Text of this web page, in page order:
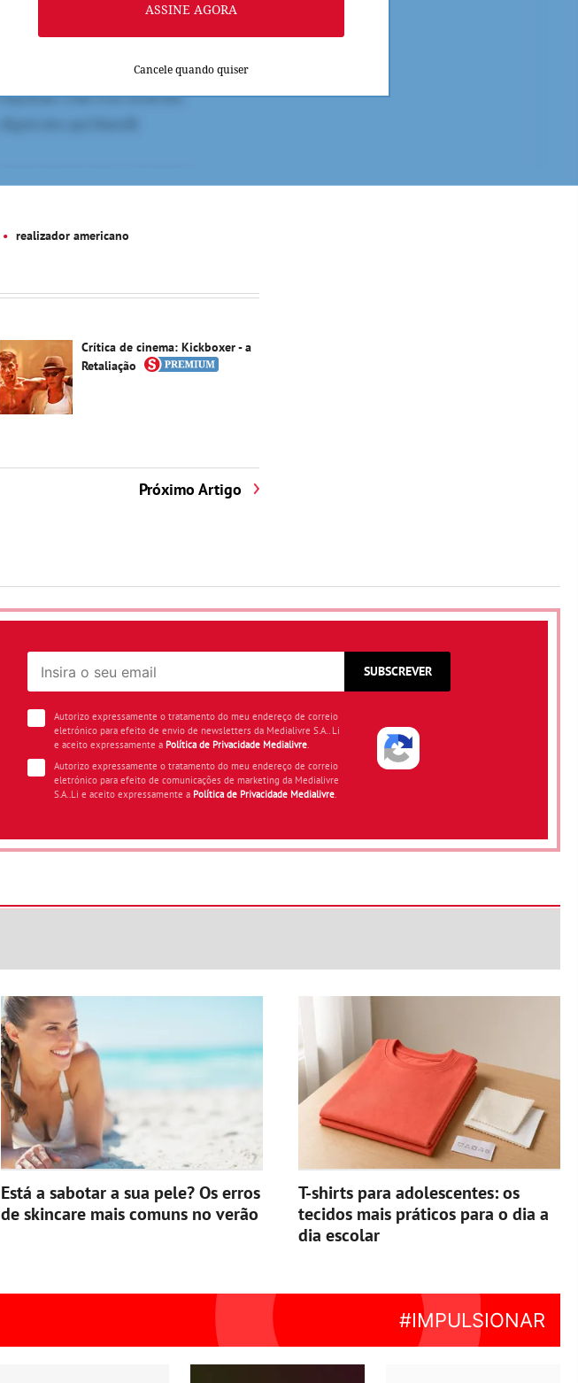
ASSINE AGORA
Cancele quando quiser
realizador americano
Crítica de cinema: Kickboxer - a
Retaliação
Próximo Artigo
SUBSCREVER
Autorizo expressamente o tratamento do meu endereço de correio
eletrónico para efeito de envio de newsletters da Medialivre S.A.. Li
e aceito expressamente a Política de Privacidade Medialivre.
Autorizo expressamente o tratamento do meu endereço de correio
eletrónico para efeito de comunicações de marketing da Medialivre
S.A..Li e aceito expressamente a Política de Privacidade Medialivre.
Está a sabotar a sua pele? Os erros
de skincare mais comuns no verão
T-shirts para adolescentes: os
tecidos mais práticos para o dia a
dia escolar